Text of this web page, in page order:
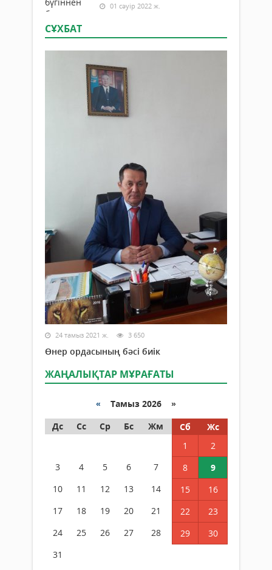
01 сәуір 2022 ж.
СҰХБАТ
24 тамыз 2021 ж. 3 650
Өнер ордасының бәсі биік
ЖАҢАЛЫҚТАР МҰРАҒАТЫ
« Тамыз 2026 »
Дс
Сс Ср Бс Жм Сб
Жс
1
2
3
4 5 6 7 8
9
10
11 12 13 14 15
16
17
18 19 20 21 22
23
24
25 26 27 28 29
30
31